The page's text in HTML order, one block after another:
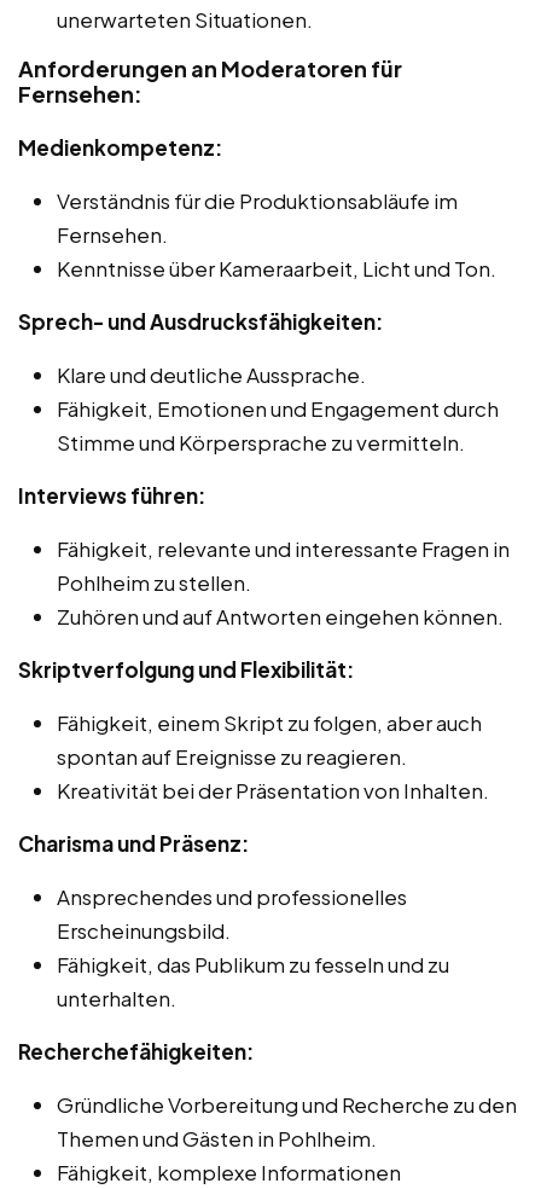
unerwarteten Situationen.
Anforderungen an Moderatoren für
Fernsehen:
Medienkompetenz:
Verständnis für die Produktionsabläufe im
Fernsehen.
Kenntnisse über Kameraarbeit, Licht und Ton.
Sprech- und Ausdrucksfähigkeiten:
Klare und deutliche Aussprache.
Fähigkeit, Emotionen und Engagement durch
Stimme und Körpersprache zu vermitteln.
Interviews führen:
Fähigkeit, relevante und interessante Fragen in
Pohlheim zu stellen.
Zuhören und auf Antworten eingehen können.
Skriptverfolgung und Flexibilität:
Fähigkeit, einem Skript zu folgen, aber auch
spontan auf Ereignisse zu reagieren.
Kreativität bei der Präsentation von Inhalten.
Charisma und Präsenz:
Ansprechendes und professionelles
Erscheinungsbild.
Fähigkeit, das Publikum zu fesseln und zu
unterhalten.
Recherchefähigkeiten:
Gründliche Vorbereitung und Recherche zu den
Themen und Gästen in Pohlheim.
Fähigkeit, komplexe Informationen